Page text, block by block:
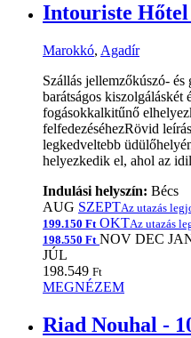
Intouriste
Marokkó, Agadír
Szállás jellemzőkúszó-
barátságos kiszolgáláskét
fogásokkalkitűnő
felfedezéséhezRövid
legkedveltebb
helyezkedik el, ahol az
Indulási helyszín: Bécs
AUG SZEPTAz utazás
199.150 Ft OKTAz utazás
198.550 Ft NOV DEC
JÚL
198.549 Ft
MEGNÉZEM
Riad Nouhal -